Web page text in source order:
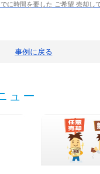
に時間を要した ご希望 売却し
事例に戻る
ュー